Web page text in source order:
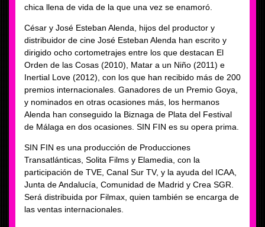
chica llena de vida de la que una vez se enamoró.
César y José Esteban Alenda, hijos del productor y
distribuidor de cine José Esteban Alenda han escrito y
dirigido ocho cortometrajes entre los que destacan El
Orden de las Cosas (2010), Matar a un Niño (2011) e
Inertial Love (2012), con los que han recibido más de 200
premios internacionales. Ganadores de un Premio Goya,
y nominados en otras ocasiones más, los hermanos
Alenda han conseguido la Biznaga de Plata del Festival
de Málaga en dos ocasiones. SIN FIN es su opera prima.
SIN FIN es una producción de Producciones
Transatlánticas, Solita Films y Elamedia, con la
participación de TVE, Canal Sur TV, y la ayuda del ICAA,
Junta de Andalucía, Comunidad de Madrid y Crea SGR.
Será distribuida por Filmax, quien también se encarga de
las ventas internacionales.